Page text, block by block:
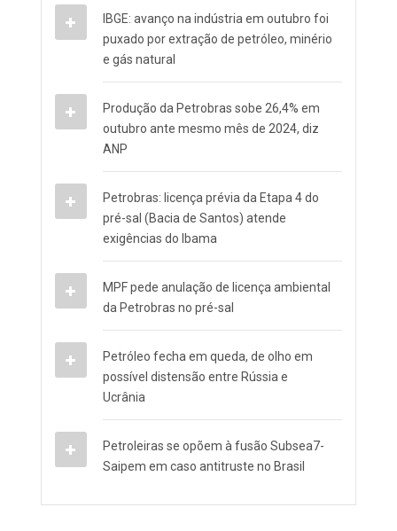
IBGE: avanço na indústria em outubro foi
puxado por extração de petróleo, minério
e gás natural
Produção da Petrobras sobe 26,4% em
outubro ante mesmo mês de 2024, diz
ANP
Petrobras: licença prévia da Etapa 4 do
pré-sal (Bacia de Santos) atende
exigências do Ibama
MPF pede anulação de licença ambiental
da Petrobras no pré-sal
Petróleo fecha em queda, de olho em
possível distensão entre Rússia e
Ucrânia
Petroleiras se opõem à fusão Subsea7-
Saipem em caso antitruste no Brasil